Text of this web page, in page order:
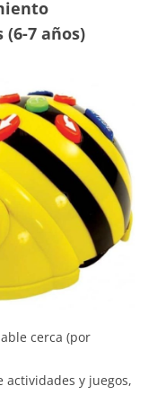
7 años)
cerca (por
actividades y juegos,